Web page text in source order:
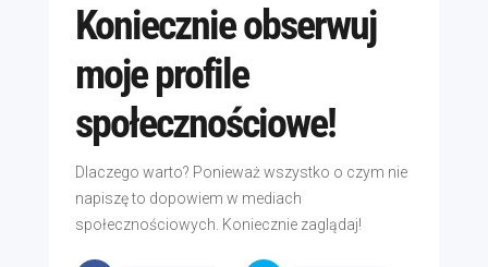
Koniecznie obserwuj
moje profile
społecznościowe!
Dlaczego warto? Ponieważ wszystko o czym nie
napiszę to dopowiem w mediach
społecznościowych. Koniecznie zaglądaj!